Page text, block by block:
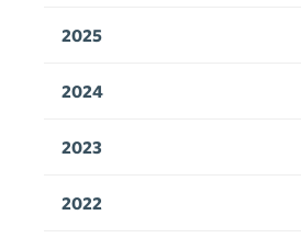
2025
2024
2023
2022